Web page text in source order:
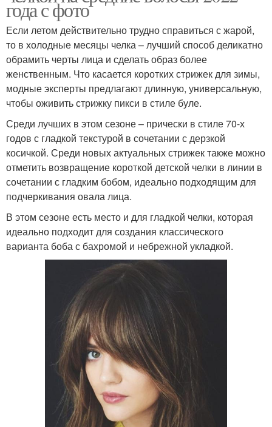
года с фото
Если летом действительно трудно справиться с жарой,
то в холодные месяцы челка – лучший способ деликатно
обрамить черты лица и сделать образ более
женственным. Что касается коротких стрижек для зимы,
модные эксперты предлагают длинную, универсальную,
чтобы оживить стрижку пикси в стиле буле.
Среди лучших в этом сезоне – прически в стиле 70-х
годов с гладкой текстурой в сочетании с дерзкой
косичкой. Среди новых актуальных стрижек также можно
отметить возвращение короткой детской челки в линии в
сочетании с гладким бобом, идеально подходящим для
подчеркивания овала лица.
В этом сезоне есть место и для гладкой челки, которая
идеально подходит для создания классического
варианта боба с бахромой и небрежной укладкой.